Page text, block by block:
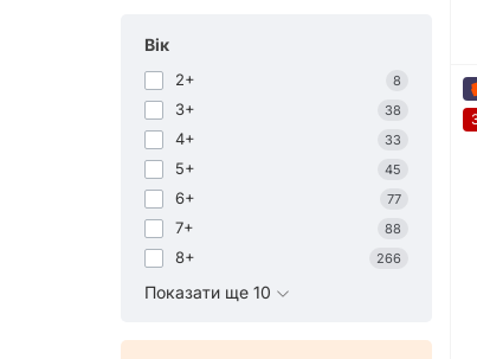
Вік
2+ 8
3+ 38
4+ 33
5+ 45
6+ 77
7+ 88
8+ 266
Показати ще 10